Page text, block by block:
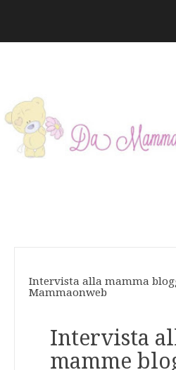
Intervista alla mamma
Mammaonweb
Intervista
mamme